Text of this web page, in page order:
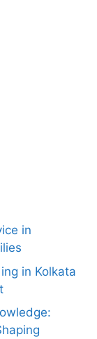
in
in Kolkata